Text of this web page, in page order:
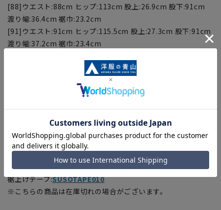
[88]ウエスト:88cm ヒップ:113cm 股上:26.9cm 股下:91cm
渡り幅:36.4cm 裾巾:23.2cm
[91]ウエスト:91cm ヒップ:115.5cm 股上:27.3cm 股下:91cm
渡り幅:37.2cm 裾巾:23.4cm
渡り幅:38cm 裾巾:23.6cm
[97]ウエスト:97cm ヒップ:120.5cm 股上:28.1cm 股下:91cm
渡り幅:38.8cm 裾巾:23.8cm
■こちらの商品はご購入時またはご購入後の裾上げが必要な商
品となります。裾上げテープは当サイトでご購入いただけま
す。
裾上げテープ:SUSOTAPE010
※こちらの商品は在庫切れの場合がございます。